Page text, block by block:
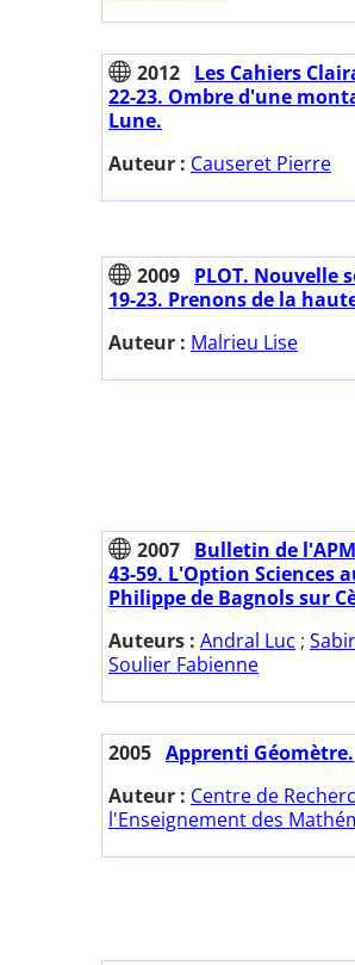
2012 Les Cahiers
22-23. Ombre d'une
Lune.
Auteur : Causeret Pierre
2009 PLOT. Nouvelle
19-23. Prenons de la
Auteur : Malrieu Lise
2007 Bulletin de
43-59. L'Option Sciences
Philippe de Bagnols sur
Auteurs : Andral Luc ;
Soulier Fabienne
2005 Apprenti Géomètre.
Auteur : Centre de
l'Enseignement des